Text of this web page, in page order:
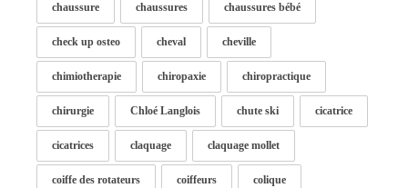
chaussure chaussures chaussures bébé
check up osteo cheval cheville
chimiotherapie chiropaxie chiropractique
chirurgie Chloé Langlois chute ski cicatrice
cicatrices claquage claquage mollet
coiffe des rotateurs coiffeurs colique